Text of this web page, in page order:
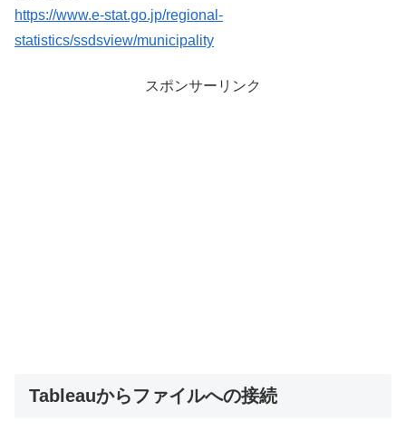
https://www.e-stat.go.jp/regional-
statistics/ssdsview/municipality
スポンサーリンク
Tableauからファイルへの接続